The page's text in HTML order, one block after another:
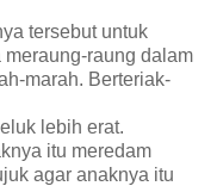
tersebut untuk
raung dalam
marah. Berteriak-
lebih erat.
itu meredam
agar anaknya itu